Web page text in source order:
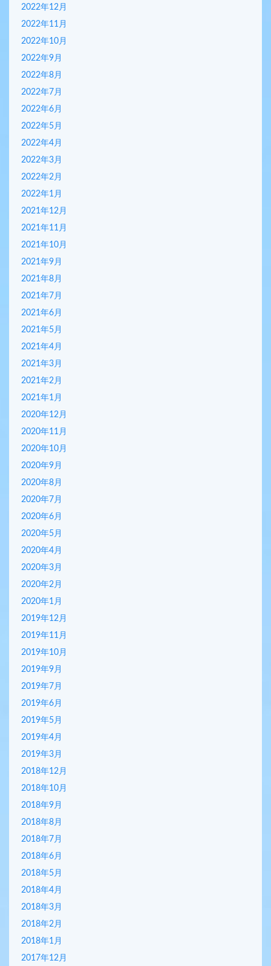
2022年12月
2022年11月
2022年10月
2022年9月
2022年8月
2022年7月
2022年6月
2022年5月
2022年4月
2022年3月
2022年2月
2022年1月
2021年12月
2021年11月
2021年10月
2021年9月
2021年8月
2021年7月
2021年6月
2021年5月
2021年4月
2021年3月
2021年2月
2021年1月
2020年12月
2020年11月
2020年10月
2020年9月
2020年8月
2020年7月
2020年6月
2020年5月
2020年4月
2020年3月
2020年2月
2020年1月
2019年12月
2019年11月
2019年10月
2019年9月
2019年7月
2019年6月
2019年5月
2019年4月
2019年3月
2018年12月
2018年10月
2018年9月
2018年8月
2018年7月
2018年6月
2018年5月
2018年4月
2018年3月
2018年2月
2018年1月
2017年12月